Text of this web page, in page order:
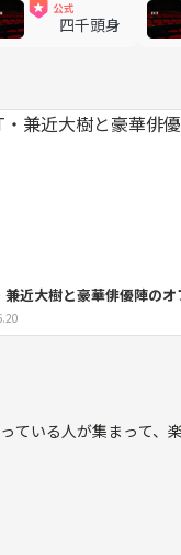
四千頭身
兼近大樹と豪華俳優陣のオ
いる人が集まって、
にまつわる話題を思う